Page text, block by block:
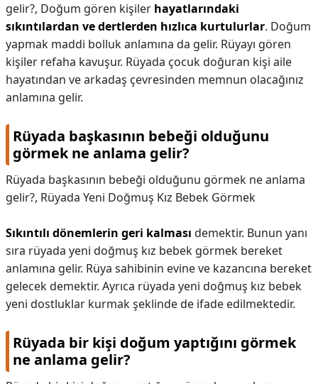
gelir?, Doğum gören kişiler hayatlarındaki
sıkıntılardan ve dertlerden hızlıca kurtulurlar. Doğum
yapmak maddi bolluk anlamına da gelir. Rüyayı gören
kişiler refaha kavuşur. Rüyada çocuk doğuran kişi aile
hayatından ve arkadaş çevresinden memnun olacağınız
anlamına gelir.
Rüyada başkasının bebeği olduğunu
görmek ne anlama gelir?
Rüyada başkasının bebeği olduğunu görmek ne anlama
gelir?, Rüyada Yeni Doğmuş Kız Bebek Görmek
Sıkıntılı dönemlerin geri kalması demektir. Bunun yanı
sıra rüyada yeni doğmuş kız bebek görmek bereket
anlamına gelir. Rüya sahibinin evine ve kazancına bereket
gelecek demektir. Ayrıca rüyada yeni doğmuş kız bebek
yeni dostluklar kurmak şeklinde de ifade edilmektedir.
Rüyada bir kişi doğum yaptığını görmek
ne anlama gelir?